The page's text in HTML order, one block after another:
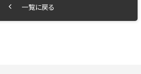
一覧に戻る